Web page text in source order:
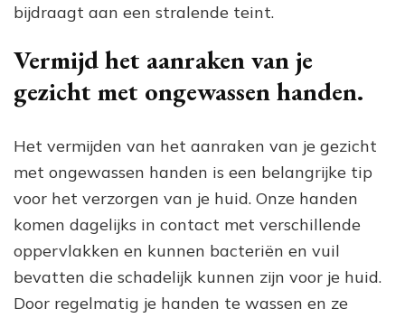
bijdraagt aan een stralende teint.
Vermijd het aanraken van je
gezicht met ongewassen handen.
Het vermijden van het aanraken van je gezicht
met ongewassen handen is een belangrijke tip
voor het verzorgen van je huid. Onze handen
komen dagelijks in contact met verschillende
oppervlakken en kunnen bacteriën en vuil
bevatten die schadelijk kunnen zijn voor je huid.
Door regelmatig je handen te wassen en ze